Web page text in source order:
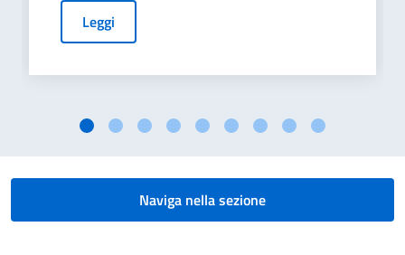
Leggi
Naviga nella sezione